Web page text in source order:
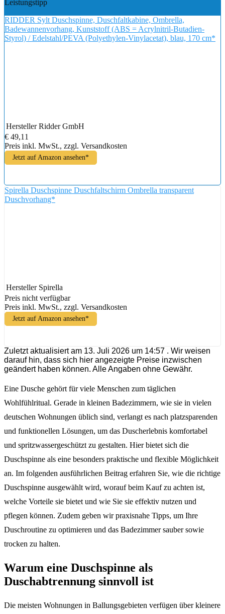
Leistungstipp
RIDDER Sylt Duschspinne, Duschfaltkabine, Ombrella,
Badewannenvorhang, Kunststoff (ABS = Acrylnitril-Butadien-
Styrol) / Edelstahl/PEVA (Polyethylen-Vinylacetat), blau, 170 cm*
Hersteller Ridder GmbH
€ 49,11
Preis inkl. MwSt., zzgl. Versandkosten
Jetzt auf Amazon ansehen*
Spirella Duschspinne Duschfaltschirm Ombrella transparent
Duschvorhang*
Hersteller Spirella
Preis nicht verfügbar
Preis inkl. MwSt., zzgl. Versandkosten
Jetzt auf Amazon ansehen*
Zuletzt aktualisiert am 13. Juli 2026 um 14:57 . Wir weisen
darauf hin, dass sich hier angezeigte Preise inzwischen
geändert haben können. Alle Angaben ohne Gewähr.
Eine Dusche gehört für viele Menschen zum täglichen
Wohlfühlritual. Gerade in kleinen Badezimmern, wie sie in vielen
deutschen Wohnungen üblich sind, verlangt es nach platzsparenden
und funktionellen Lösungen, um das Duscherlebnis komfortabel
und spritzwassergeschützt zu gestalten. Hier bietet sich die
Duschspinne als eine besonders praktische und flexible Möglichkeit
an. Im folgenden ausführlichen Beitrag erfahren Sie, wie die richtige
Duschspinne ausgewählt wird, worauf beim Kauf zu achten ist,
welche Vorteile sie bietet und wie Sie sie effektiv nutzen und
pflegen können. Zudem geben wir praxisnahe Tipps, um Ihre
Duschroutine zu optimieren und das Badezimmer sauber sowie
trocken zu halten.
Warum eine Duschspinne als
Duschabtrennung sinnvoll ist
Die meisten Wohnungen in Ballungsgebieten verfügen über kleinere